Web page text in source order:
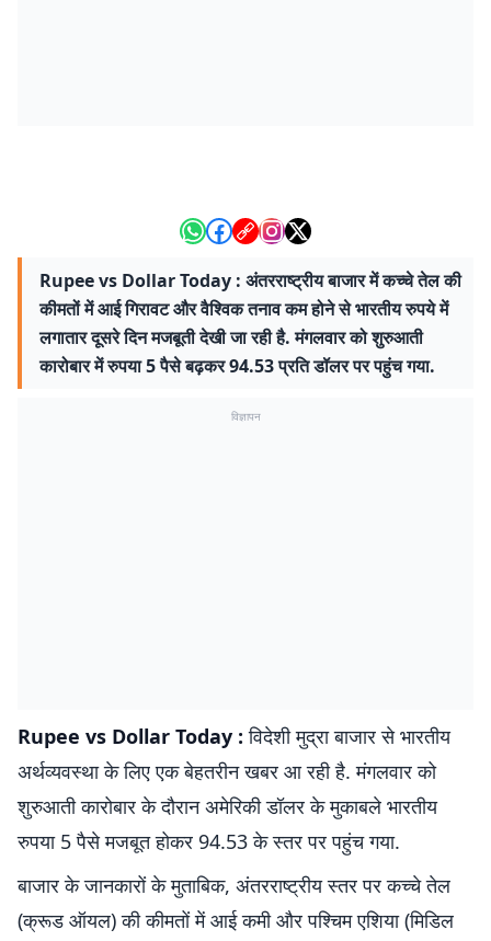
Rupee vs Dollar Today : अंतरराष्ट्रीय बाजार में कच्चे तेल की
कीमतों में आई गिरावट और वैश्विक तनाव कम होने से भारतीय रुपये में
लगातार दूसरे दिन मजबूती देखी जा रही है. मंगलवार को शुरुआती
कारोबार में रुपया 5 पैसे बढ़कर 94.53 प्रति डॉलर पर पहुंच गया.
विज्ञापन
Rupee vs Dollar Today :विदेशी मुद्रा बाजार से भारतीय
अर्थव्यवस्था के लिए एक बेहतरीन खबर आ रही है. मंगलवार को
शुरुआती कारोबार के दौरान अमेरिकी डॉलर के मुकाबले भारतीय
रुपया 5 पैसे मजबूत होकर 94.53 के स्तर पर पहुंच गया.
बाजार के जानकारों के मुताबिक, अंतरराष्ट्रीय स्तर पर कच्चे तेल
(क्रूड ऑयल) की कीमतों में आई कमी और पश्चिम एशिया (मिडिल